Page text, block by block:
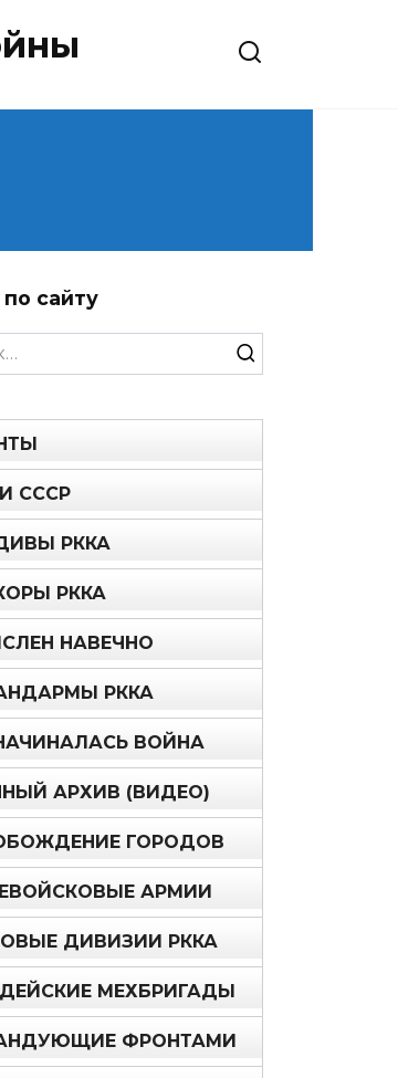
сайту
СССР
РККА
РККА
НАВЕЧНО
РККА
ВОЙНА
АРХИВ (ВИДЕО)
ГОРОДОВ
АРМИИ
ДИВИЗИИ РККА
МЕХБРИГАДЫ
ФРОНТАМИ